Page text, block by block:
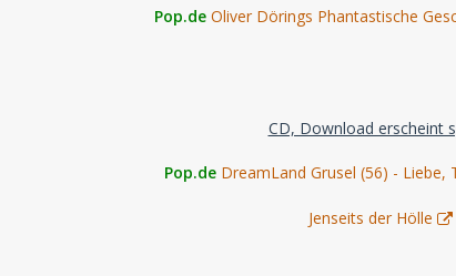
Pop.de Oliver Dörings Phantastische
CD, Download erscheint
Pop.de DreamLand Grusel (56) - Liebe,
Jenseits der Hölle